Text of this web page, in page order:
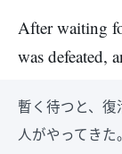
After waiting
was defeated,
暫く待つと、
人がやってきた。